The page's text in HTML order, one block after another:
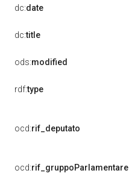
dc:date
dc:title
ods:modified
rdf:type
ocd:rif_deputato
ocd:rif_gruppoParlamentare